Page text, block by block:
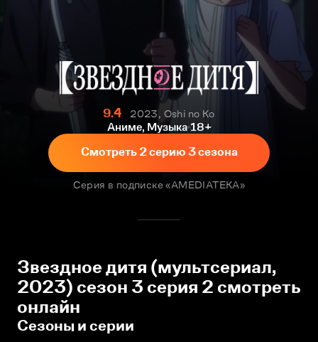
9.4
2023, Oshi no Ko
Аниме, Музыка 18+
Смотреть 2 серию 3 сезона
Серия в подписке «AMEDIATEKA»
Звездное дитя (мультсериал,
2023) сезон 3 серия 2 смотреть
онлайн
Сезоны и серии